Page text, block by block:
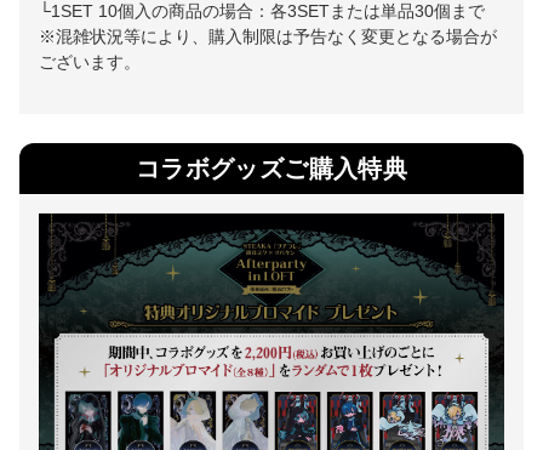
└1SET 10個入の商品の場合：各3SETまたは単品30個まで
※混雑状況等により、購入制限は予告なく変更となる場合が
ございます。
コラボグッズご購入特典